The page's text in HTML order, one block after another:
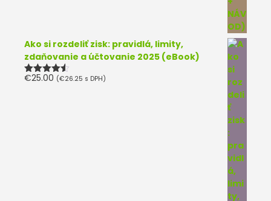
Ako si rozdeliť zisk: pravidlá, limity,
zdaňovanie a účtovanie 2025 (eBook)
Hodnotenie
€25.00 (€26.25 s DPH)